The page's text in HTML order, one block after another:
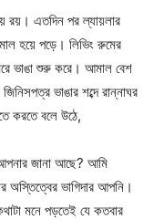
রয়। এতদিন পর ল্যায়লার
হয়ে পড়ে। লিভিং রুমের
ভাঙা শুরু করে। আমাল বেশ
ভাঙার শব্দে রান্নাঘর
করতে বলে উঠে,
আপনার জানা আছে? আমি
অস্তিত্বের ভাগিদার আপনি।
মনে পড়তেই যে কতবার